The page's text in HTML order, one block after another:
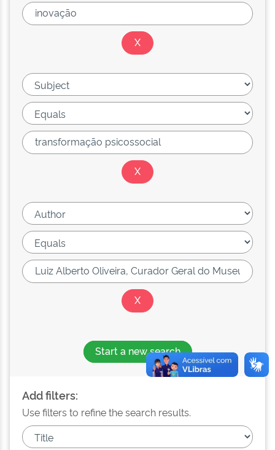
Start a new search
Add filters:
Use filters to refine the search results.